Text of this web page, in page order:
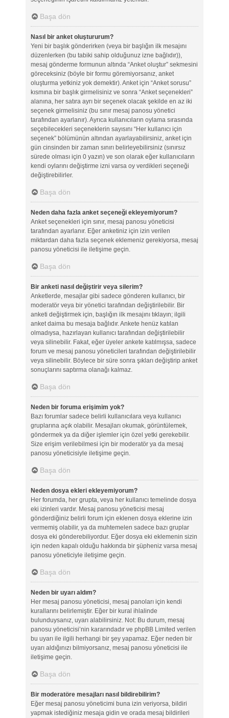
Başa dön
Nasıl bir anket oluştururum?
Yeni bir başlık gönderirken (veya bir başlığın ilk mesajını
düzenlerken (bu tabiki sahip olduğunuz izne bağlıdır)),
mesaj gönderme formunun altında “Anket oluştur” sekmesini
göreceksiniz (böyle bir formu göremiyorsanız, anket
oluşturma yetkiniz yok demektir). Anket için “Anket sorusu”
kısmına bir başlık girmelisiniz ve sonra “Anket seçenekleri”
alanına, her satıra ayrı bir seçenek olacak şekilde en az iki
seçenek girmelisiniz (bu sınır mesaj panosu yönetici
tarafından ayarlanır). Ayrıca kullanıcıların oylama sırasında
seçebilecekleri seçeneklerin sayısını “Her kullanıcı için
seçenek” bölümünün altından ayarlayabilirsiniz, anket için
gün cinsinden bir zaman sınırı belirleyebilirsiniz (sınırsız
sürede olması için 0 yazın) ve son olarak eğer kullanıcıların
kendi oylarını değiştirme izni varsa oy verdikleri seçeneği
değiştirebilirler.
Başa dön
Neden daha fazla anket seçeneği ekleyemiyorum?
Anket seçenekleri için sınır, mesaj panosu yöneticisi
tarafından ayarlanır. Eğer anketiniz için izin verilen
miktardan daha fazla seçenek eklemeniz gerekiyorsa, mesaj
panosu yöneticisi ile iletişime geçin.
Başa dön
Bir anketi nasıl değiştirir veya silerim?
Anketlerde, mesajlar gibi sadece gönderen kullanıcı, bir
moderatör veya bir yönetici tarafından değiştirilebilir. Bir
anketi değiştirmek için, başlığın ilk mesajını tıklayın; ilgili
anket daima bu mesaja bağlıdır. Ankete henüz katılan
olmadıysa, hazırlayan kullanıcı tarafından değiştirilebilir
veya silinebilir. Fakat, eğer üyeler ankete katılmışsa, sadece
forum ve mesaj panosu yöneticileri tarafından değiştirilebilir
veya silinebilir. Böylece bir süre sonra şıkları değiştirip anket
sonuçlarını saptırma olanağı kalmaz.
Başa dön
Neden bir foruma erişimim yok?
Bazı forumlar sadece belirli kullanıcılara veya kullanıcı
gruplarına açık olabilir. Mesajları okumak, görüntülemek,
göndermek ya da diğer işlemler için özel yetki gerekebilir.
Size erişim verilebilmesi için bir moderatör ya da mesaj
panosu yöneticisiyle iletişime geçin.
Başa dön
Neden dosya ekleri ekleyemiyorum?
Her forumda, her grupta, veya her kullanıcı temelinde dosya
eki izinleri vardır. Mesaj panosu yöneticisi mesaj
gönderdiğiniz belirli forum için eklenen dosya eklerine izin
vermemiş olabilir, ya da muhtemelen sadece bazı gruplar
dosya eki gönderebiliyordur. Eğer dosya eki eklemenin sizin
için neden kapalı olduğu hakkında bir şüpheniz varsa mesaj
panosu yöneticiyle iletişime geçin.
Başa dön
Neden bir uyarı aldım?
Her mesaj panosu yöneticisi, mesaj panoları için kendi
kurallarını belirlemiştir. Eğer bir kural ihlalinde
bulunduysanız, uyarı alabilirsiniz. Not: Bu durum, mesaj
panosu yöneticisi’nin kararındadır ve phpBB Limited verilen
bu uyarı ile ilgili herhangi bir şey yapamaz. Eğer neden bir
uyarı aldığınızı bilmiyorsanız, mesaj panosu yöneticisi ile
iletişime geçin.
Başa dön
Bir moderatöre mesajları nasıl bildirebilirim?
Eğer mesaj panosu yöneticimi buna izin veriyorsa, bildiri
yapmak istediğiniz mesaja gidin ve orada mesaj bildirileri